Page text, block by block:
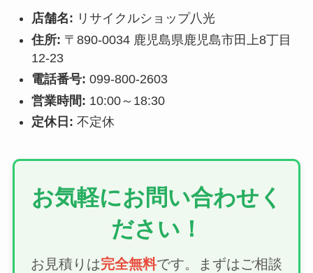
店舗名: リサイクルショップ八光
住所: 〒890-0034 鹿児島県鹿児島市田上8丁目
12-23
電話番号: 099-800-2603
営業時間: 10:00～18:30
定休日: 不定休
お気軽にお問い合わせく
ださい！
お見積りは完全無料です。まずはご相談